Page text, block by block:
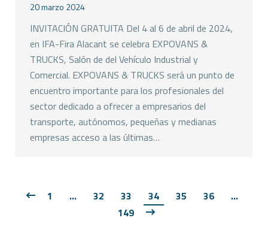
20 marzo 2024
INVITACIÓN GRATUITA Del 4 al 6 de abril de 2024,
en IFA-Fira Alacant se celebra EXPOVANS &
TRUCKS, Salón de del Vehículo Industrial y
Comercial. EXPOVANS & TRUCKS será un punto de
encuentro importante para los profesionales del
sector dedicado a ofrecer a empresarios del
transporte, autónomos, pequeñas y medianas
empresas acceso a las últimas…
1 … 32 33 34 35 36
…
149